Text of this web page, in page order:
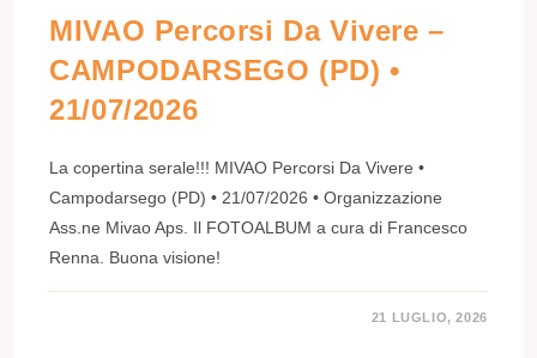
MIVAO Percorsi Da Vivere –
CAMPODARSEGO (PD) •
21/07/2026
La copertina serale!!! MIVAO Percorsi Da Vivere •
Campodarsego (PD) • 21/07/2026 • Organizzazione
Ass.ne Mivao Aps. Il FOTOALBUM a cura di Francesco
Renna. Buona visione!
21 LUGLIO, 2026